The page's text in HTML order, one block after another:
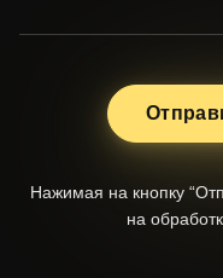
Нажимая на кнопку
на